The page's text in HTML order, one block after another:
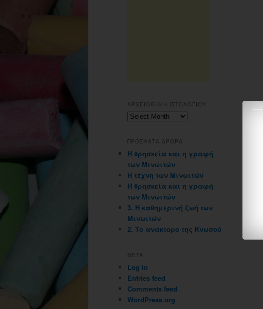
ΑΡΧΕΙΟΘΗΚΗ ΙΣΤΟΛΟΓΙΟΥ
Αρχειοθηκη
ΠΡΟΣΦΑΤΑ ΑΡΘΡΑ
Η θρησκεία και η γραφή
των Μινωιτών
Η τέχνη των Μινωιτών
Η θρησκεία και η γραφή
των Μινωιτών
3. Η καθημερινή ζωή των
Μινωιτών
2. Το ανάκτορο της Κνωσού
META
Log in
Entries feed
Comments feed
WordPress.org